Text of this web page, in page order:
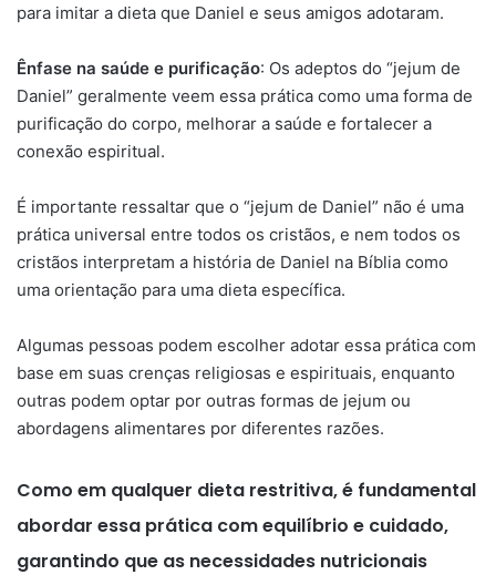
para imitar a dieta que Daniel e seus amigos adotaram.
Ênfase na saúde e purificação: Os adeptos do “jejum de
Daniel” geralmente veem essa prática como uma forma de
purificação do corpo, melhorar a saúde e fortalecer a
conexão espiritual.
É importante ressaltar que o “jejum de Daniel” não é uma
prática universal entre todos os cristãos, e nem todos os
cristãos interpretam a história de Daniel na Bíblia como
uma orientação para uma dieta específica.
Algumas pessoas podem escolher adotar essa prática com
base em suas crenças religiosas e espirituais, enquanto
outras podem optar por outras formas de jejum ou
abordagens alimentares por diferentes razões.
Como em qualquer dieta restritiva, é fundamental
abordar essa prática com equilíbrio e cuidado,
garantindo que as necessidades nutricionais